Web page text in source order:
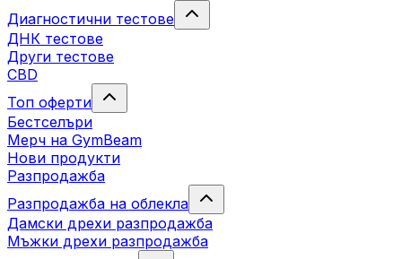
Диагностични тестове
ДНК тестове
Други тестове
CBD
Топ оферти
Бестселъри
Мерч на GymBeam
Нови продукти
Разпродажба
Разпродажба на облекла
Дамски дрехи разпродажба
Мъжки дрехи разпродажба